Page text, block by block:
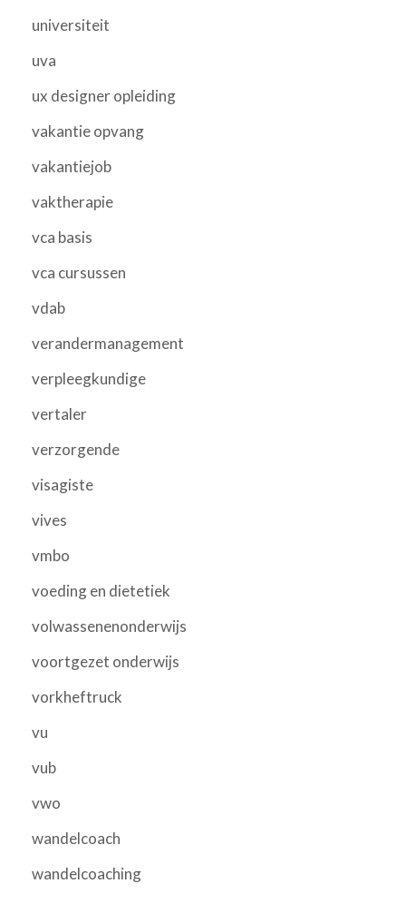
universiteit
uva
ux designer opleiding
vakantie opvang
vakantiejob
vaktherapie
vca basis
vca cursussen
vdab
verandermanagement
verpleegkundige
vertaler
verzorgende
visagiste
vives
vmbo
voeding en dietetiek
volwassenenonderwijs
voortgezet onderwijs
vorkheftruck
vu
vub
vwo
wandelcoach
wandelcoaching